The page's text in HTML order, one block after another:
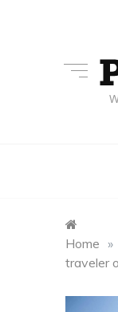
Home »
traveler